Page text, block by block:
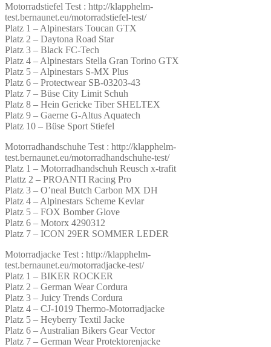
Motorradstiefel Test : http://klapphelm-
test.bernaunet.eu/motorradstiefel-test/
Platz 1 – Alpinestars Toucan GTX
Platz 2 – Daytona Road Star
Platz 3 – Black FC-Tech
Platz 4 – Alpinestars Stella Gran Torino GTX
Platz 5 – Alpinestars S-MX Plus
Platz 6 – Protectwear SB-03203-43
Platz 7 – Büse City Limit Schuh
Platz 8 – Hein Gericke Tiber SHELTEX
Platz 9 – Gaerne G-Altus Aquatech
Platz 10 – Büse Sport Stiefel
Motorradhandschuhe Test : http://klapphelm-
test.bernaunet.eu/motorradhandschuhe-test/
Platz 1 – Motorradhandschuh Reusch x-trafit
Plattz 2 – PROANTI Racing Pro
Platz 3 – O’neal Butch Carbon MX DH
Platz 4 – Alpinestars Scheme Kevlar
Platz 5 – FOX Bomber Glove
Platz 6 – Motorx 4290312
Platz 7 – ICON 29ER SOMMER LEDER
Motorradjacke Test : http://klapphelm-
test.bernaunet.eu/motorradjacke-test/
Platz 1 – BIKER ROCKER
Platz 2 – German Wear Cordura
Platz 3 – Juicy Trends Cordura
Platz 4 – CJ-1019 Thermo-Motorradjacke
Platz 5 – Heyberry Textil Jacke
Platz 6 – Australian Bikers Gear Vector
Platz 7 – German Wear Protektorenjacke